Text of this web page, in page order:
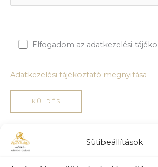
Sütibeállítások
Elfogadom az adatkezelési
Adatkezelési tájékoztató megnyitása